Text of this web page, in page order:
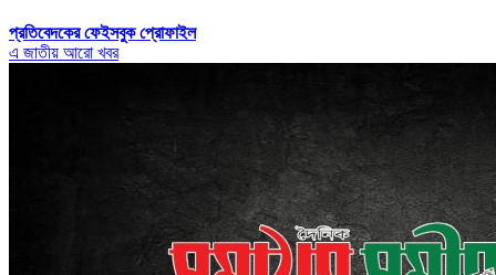
প্রতিবেদকের ফেইসবুক প্রোফাইল
এ জাতীয় আরো খবর